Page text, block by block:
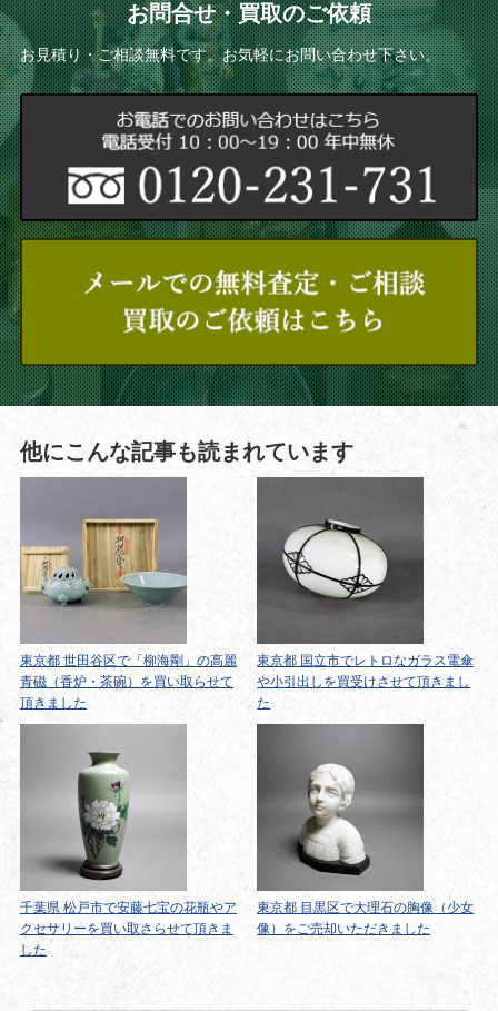
お問合せ・買取のご依頼
お見積り・ご相談無料です。お気軽にお問い合わせ下さい。
他にこんな記事も読まれています
東京都 世田谷区で「柳海剛」の高麗
青磁（香炉・茶碗）を買い取らせて
頂きました
東京都 国立市でレトロなガラス電傘
や小引出しを買受けさせて頂きまし
た
千葉県 松戸市で安藤七宝の花瓶やア
クセサリーを買い取さらせて頂きま
した
東京都 目黒区で大理石の胸像（少女
像）をご売却いただきました